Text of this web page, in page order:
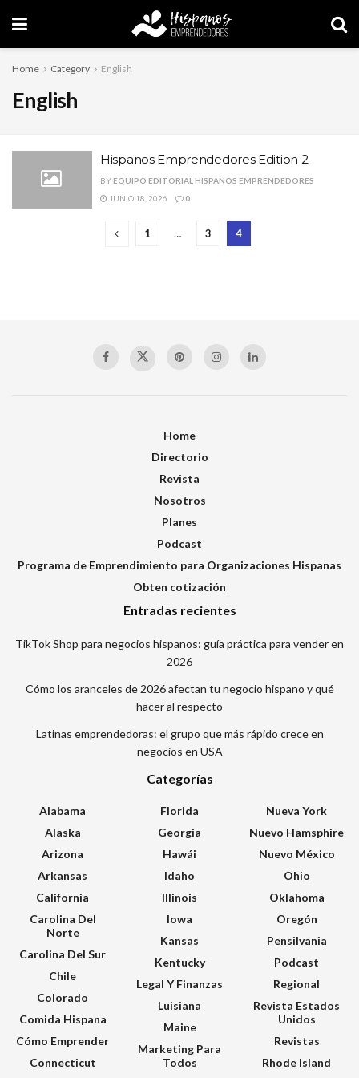
Home Category English
English
Hispanos Emprendedores Edition 2
BY EQUIPO EDITORIAL HISPANOS EMPRENDEDORES
JUNIO 18, 2026
0
1 … 3 4
Home
Directorio
Revista
Nosotros
Planes
Podcast
Programa de Emprendimiento para Organizaciones Hispanas
Obten cotización
Entradas recientes
TikTok Shop para negocios hispanos: guía práctica para vender en
2026
Cómo los aranceles de 2026 afectan tu negocio hispano y qué
hacer al respecto
Latinas emprendedoras: el grupo que más rápido crece en
negocios en USA
Categorías
Alabama
Alaska
Arizona
Arkansas
California
Carolina Del
Norte
Carolina Del Sur
Chile
Colorado
Comida Hispana
Cómo Emprender
Connecticut
Florida
Georgia
Hawái
Idaho
Illinois
Iowa
Kansas
Kentucky
Legal Y Finanzas
Luisiana
Maine
Marketing Para
Todos
Nueva York
Nuevo Hamsphire
Nuevo México
Ohio
Oklahoma
Oregón
Pensilvania
Podcast
Regional
Revista Estados
Unidos
Revistas
Rhode Island